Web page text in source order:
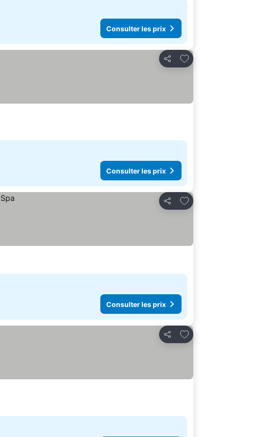
Consulter les prix
Partager
Ajouter à mes favoris
Consulter les prix
Partager
Ajouter à mes favoris
Consulter les prix
Partager
Ajouter à mes favoris